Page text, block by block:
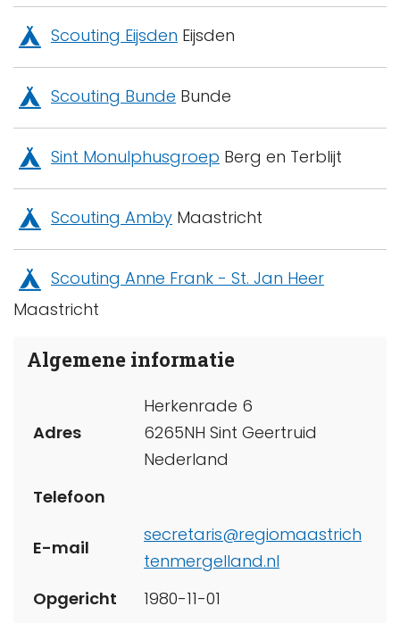
Scouting Eijsden Eijsden
Scouting Bunde Bunde
Sint Monulphusgroep Berg en Terblijt
Scouting Amby Maastricht
Scouting Anne Frank - St. Jan Heer
Maastricht
Algemene informatie
Adres
Herkenrade 6
6265NH Sint Geertruid
Nederland
Telefoon
E-mail
secretaris@regiomaastrich
tenmergelland.nl
Opgericht
1980-11-01